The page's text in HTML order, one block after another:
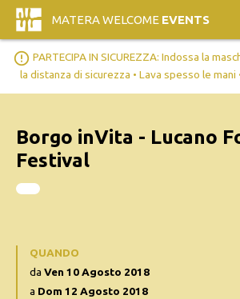
MATERA WELCOME EVENTS
error_outline PARTECIPA IN SICUREZZA: Indossa la
la distanza di sicurezza • Lava spesso le mani
Borgo inVita - Lucano
Festival
QUANDO
daVen 10 Agosto 2018
a Dom 12 Agosto 2018